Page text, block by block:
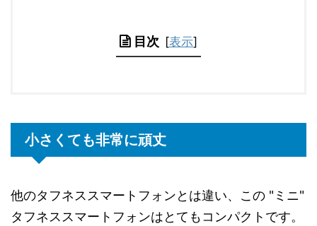
目次 [表示]
小さくても非常に頑丈
他のタフネススマートフォンとは違い、この "ミニ"
タフネススマートフォンはとてもコンパクトです。